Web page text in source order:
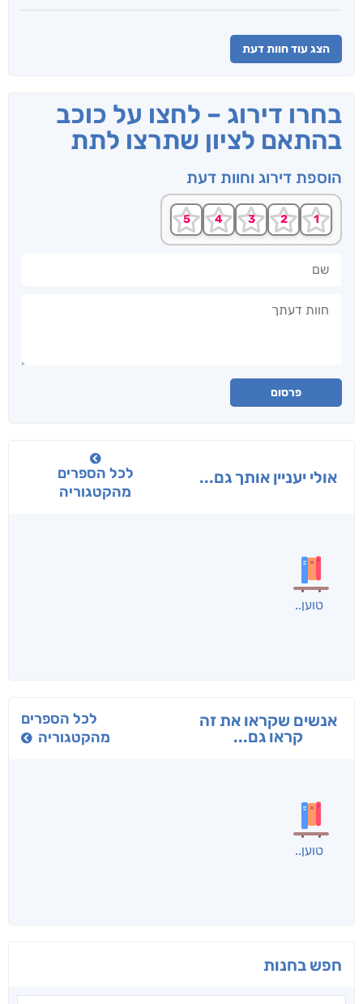
הצג עוד חוות דעת
בחרו דירוג – לחצו על כוכב
בהתאם לציון שתרצו לתת
הוספת דירוג וחוות דעת
פרסום
אולי יעניין אותך גם...
לכל הספרים
מהקטגוריה
בפנוכו
חני שאטן
תרדמת
א. פ.
אנשים שקראו את זה